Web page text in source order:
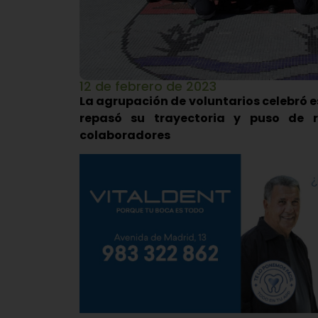
12 de febrero de 2023
La agrupación de voluntarios celebró
repasó su trayectoria y puso de
colaboradores